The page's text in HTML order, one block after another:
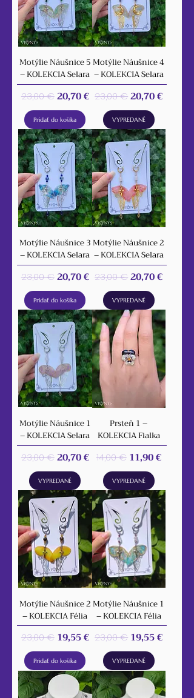
Motýlie Náušnice 5
– KOLEKCIA Selara
Normálna cena
23,00 € Zľavnená cena
20,70 €
Pridať do košíka
Motýlie Náušnice 4
– KOLEKCIA Selara
Normálna cena
23,00 €Zľavnená cena
20,70 €
VYPREDANÉ
Motýlie Náušnice 3
– KOLEKCIA Selara
Normálna cena
23,00 € Zľavnená cena
20,70 €
Pridať do košíka
Motýlie Náušnice 2
– KOLEKCIA Selara
Normálna cena
23,00 €Zľavnená cena
20,70 €
VYPREDANÉ
Motýlie Náušnice 1
– KOLEKCIA Selara
Normálna cena
23,00 € Zľavnená cena
20,70 €
VYPREDANÉ
Prsteň 1 –
KOLEKCIA Fialka
Normálna cena
14,00 € Zľavnená cena
11,90 €
VYPREDANÉ
Motýlie Náušnice 2
– KOLEKCIA Félia
Normálna cena
23,00 € Zľavnená cena
19,55 €
Pridať do košíka
Motýlie Náušnice 1
– KOLEKCIA Félia
Normálna cena
23,00 € Zľavnená cena
19,55 €
VYPREDANÉ